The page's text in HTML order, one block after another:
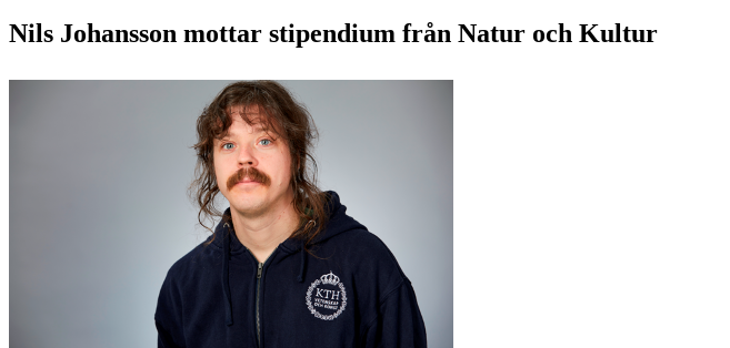
Nils Johansson mottar stipendium från Natur och Kultur